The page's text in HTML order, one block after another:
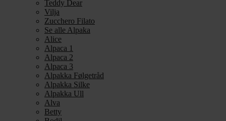
Teddy Dear
Vilja
Zucchero Filato
Se alle Alpaka
Alice
Alpaca 1
Alpaca 2
Alpaca 3
Alpakka Følgetråd
Alpakka Silke
Alpakka Ull
Alva
Betty